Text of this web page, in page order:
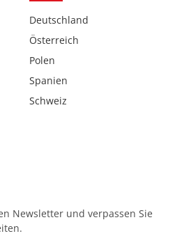
Deutschland
Österreich
Polen
Spanien
Schweiz
Newsletter und verpassen Sie